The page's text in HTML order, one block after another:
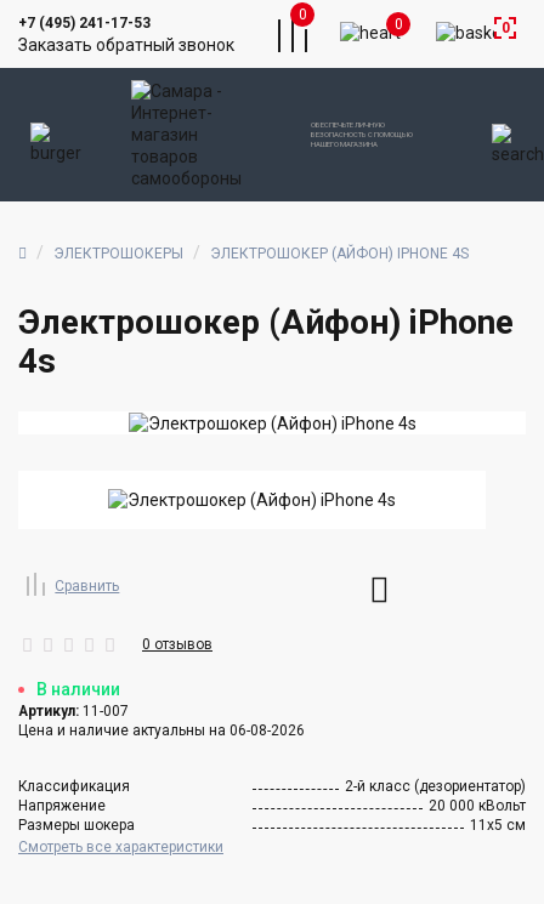
+7 (495) 241-17-53
Заказать обратный звонок
ОБЕСПЕЧЬТЕ ЛИЧНУЮ
БЕЗОПАСНОСТЬ С ПОМОЩЬЮ
НАШЕГО МАГАЗИНА
0
0 0
ЭЛЕКТРОШОКЕРЫ ЭЛЕКТРОШОКЕР (АЙФОН) IPHONE 4S
Электрошокер (Айфон) iPhone
4s
Сравнить
0 отзывов
В наличии
Артикул: 11-007
Цена и наличие актуальны на 06-08-2026
Классификация
2-й класс (дезориентатор)
Напряжение
20 000 кВольт
Размеры шокера
11х5 см
Смотреть все характеристики